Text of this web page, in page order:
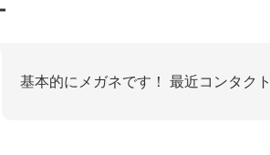
基本的にメガネです！ 最近コンタク